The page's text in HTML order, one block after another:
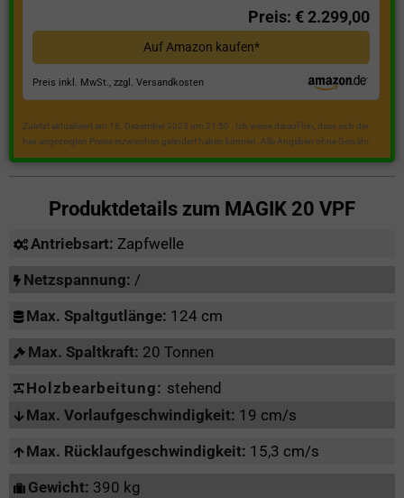
Preis: € 2.299,00
Auf Amazon kaufen*
Preis inkl. MwSt., zzgl. Versandkosten
Zuletzt aktualisiert am 18. Dezember 2023 um 21:50 . Ich weise darauf hin, dass sich die
hier angezeigten Preise inzwischen geändert haben können. Alle Angaben ohne Gewähr.
Produktdetails zum MAGIK 20 VPF
Antriebsart: Zapfwelle
Netzspannung: /
Max. Spaltgutlänge: 124 cm
Max. Spaltkraft: 20 Tonnen
Holzbearbeitung: stehend
Max. Vorlaufgeschwindigkeit: 19 cm/s
Max. Rücklaufgeschwindigkeit: 15,3 cm/s
Gewicht: 390 kg